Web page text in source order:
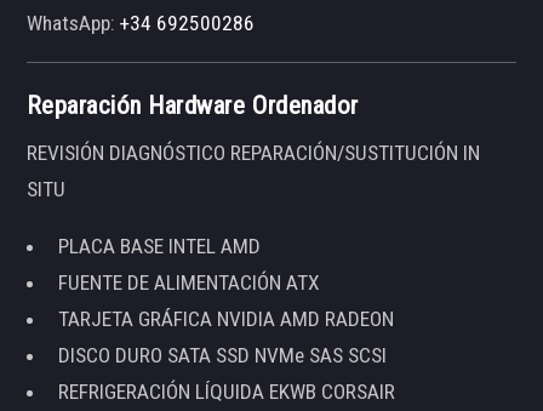
WhatsApp:+34 692500286
Reparación Hardware Ordenador
REVISIÓN DIAGNÓSTICO REPARACIÓN/SUSTITUCIÓN IN
SITU
PLACA BASE INTEL AMD
FUENTE DE ALIMENTACIÓN ATX
TARJETA GRÁFICA NVIDIA AMD RADEON
DISCO DURO SATA SSD NVMe SAS SCSI
REFRIGERACIÓN LÍQUIDA EKWB CORSAIR